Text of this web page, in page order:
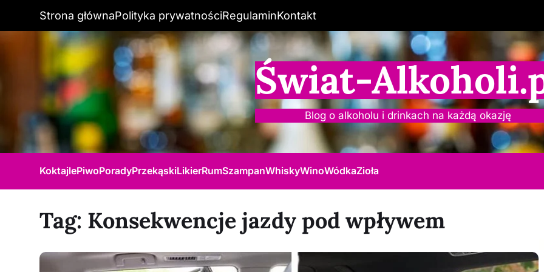
Strona głównaPolityka prywatnościRegulaminKontakt
Świat-
Blog o alkoholu i drinkach na każdą okazję
KoktajlePiwoPoradyPrzekąskiLikierRumSzampanWhiskyWinoWódkaZioła
Tag: Konsekwencje jazdy pod wpływem